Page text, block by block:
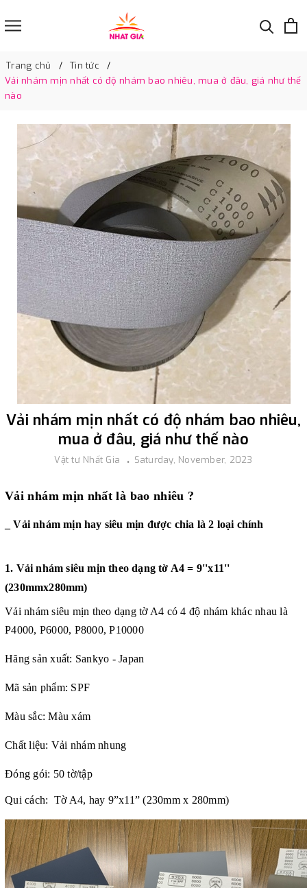
Trang chủ
Tin tức
Vải nhám mịn nhất có độ nhám bao nhiêu, mua ở đâu, giá như thế
nào
Vải nhám mịn nhất có độ nhám bao nhiêu,
mua ở đâu, giá như thế nào
Vật tư Nhất Gia Saturday, November, 2023
Vải nhám mịn nhất là bao nhiêu ?
_ Vải nhám mịn hay siêu mịn được chia là 2 loại chính
1. Vải nhám siêu mịn theo dạng tờ A4 = 9''x11''
(230mmx280mm)
Vải nhám siêu mịn theo dạng tờ A4 có 4 độ nhám khác nhau là
P4000, P6000, P8000, P10000
Hãng sản xuất: Sankyo - Japan
Mã sản phẩm: SPF
Màu sắc: Màu xám
Chất liệu: Vải nhám nhung
Đóng gói: 50 tờ/tập
Qui cách: Tờ A4, hay 9”x11” (230mm x 280mm)